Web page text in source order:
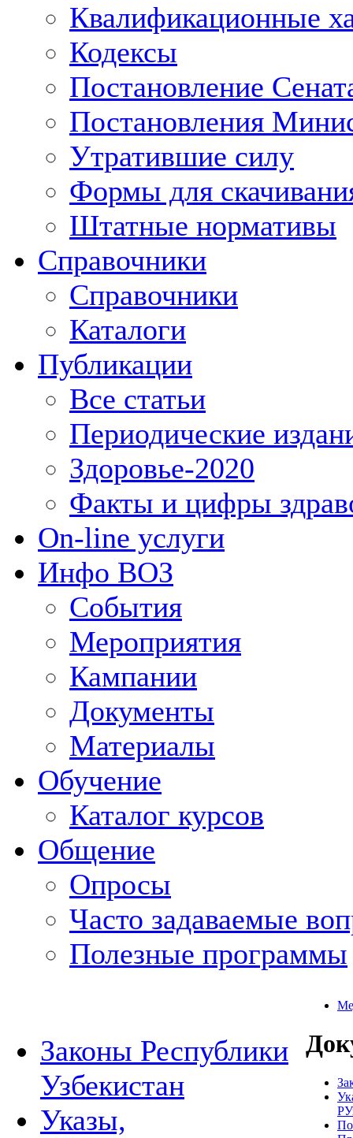
Квалификационные
Кодексы
Постановление
Постановления
Утратившие силу
Формы для
Штатные нормативы
Справочники
Справочники
Каталоги
Публикации
Все статьи
Периодические
Здоровье-2020
Факты и цифры
On-line услуги
Инфо ВОЗ
События
Мероприятия
Кампании
Документы
Материалы
Обучение
Каталог курсов
Общение
Опросы
Часто задаваемые
Полезные программы
Законы Республики
Узбекистан
Указы,